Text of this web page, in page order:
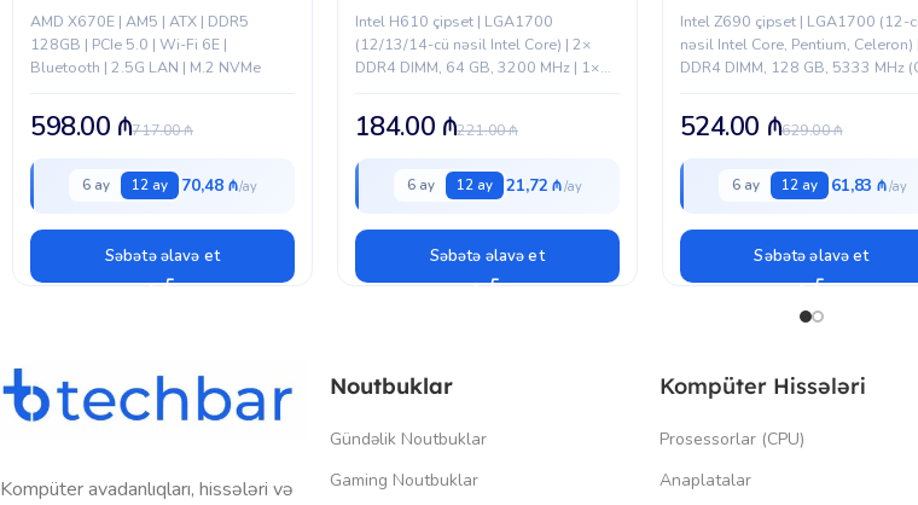
AMD X670E | AM5 | ATX | DDR5
128GB | PCIe 5.0 | Wi-Fi 6E |
Bluetooth | 2.5G LAN | M.2 NVMe
717.00₼
598.00 ₼
6 ay 12 ay 70,48 ₼
Səbətə əlavə et
Intel H610 çipset | LGA1700
(12/13/14-cü nəsil Intel Core) | 2×
DDR4 DIMM, 64 GB, 3200 MHz | 1×
4.0...
221.00₼
184.00 ₼
6 ay 12 ay 21,72 ₼
Səbətə əlavə et
PLUS)
Intel Z690 çipset | LGA1700 (12-ci
nəsil Intel Core, Pentium, Celeron)
DDR4 DIMM, 128 GB, 5333 MHz
3.2 Gen2,...
629.00₼
524.00 ₼
6 ay 12 ay 61,83 ₼
Səbətə əlavə et
Kompüter avadanlıqları, hissələri və
Noutbuklar
Gündəlik Noutbuklar
Gaming Noutbuklar
Kompüter Hissələri
Prosessorlar (CPU)
Anaplatalar